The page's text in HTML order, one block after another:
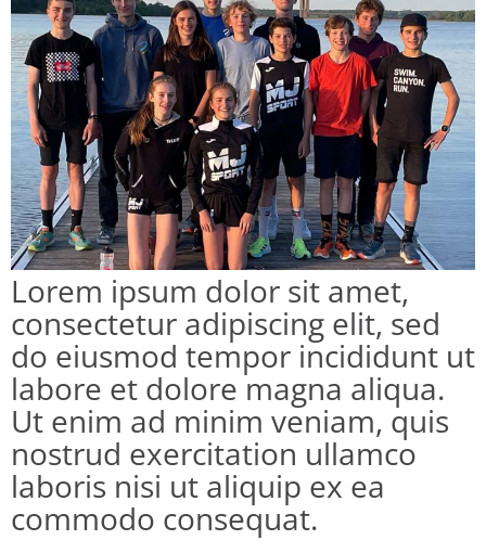
Lorem ipsum dolor sit amet,
consectetur adipiscing elit, sed
do eiusmod tempor incididunt ut
labore et dolore magna aliqua.
Ut enim ad minim veniam, quis
nostrud exercitation ullamco
laboris nisi ut aliquip ex ea
commodo consequat.